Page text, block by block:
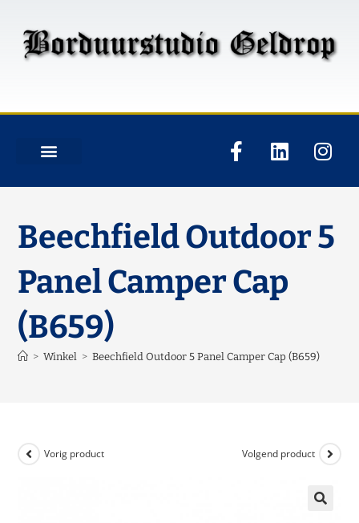
Beechfield Outdoor 5
Panel Camper Cap
(B659)
> Winkel > Beechfield Outdoor 5 Panel Camper Cap (B659)
Vorig product Volgend product